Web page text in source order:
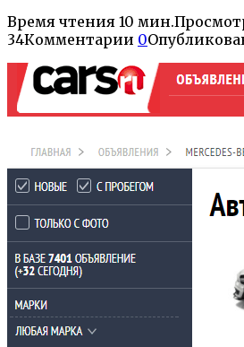
Время чтения 10 мин.
34Комментарии 0